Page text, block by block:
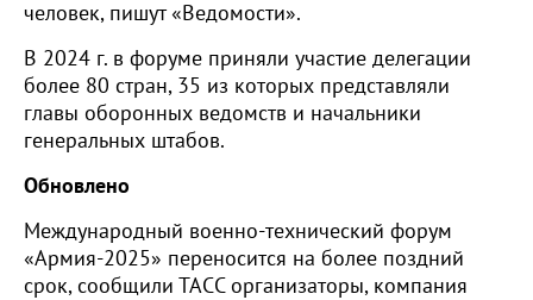
человек, пишут «Ведомости».
В 2024 г. в форуме приняли участие делегации
более 80 стран, 35 из которых представляли
главы оборонных ведомств и начальники
генеральных штабов.
Обновлено
Международный военно-технический форум
«Армия-2025» переносится на более поздний
срок, сообщили ТАСС организаторы, компания